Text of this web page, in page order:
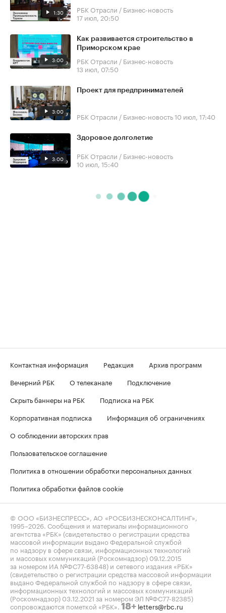
1:30
РБК Отрасли / Бизнес-новость
17 июл, 20:50
3:00
Как развивается строительство в
Приморском крае
РБК Отрасли / Бизнес-новость
13 июл, 07:50
3:00
Проект для предпринимателей
РБК Отрасли / Бизнес-новость10 июл, 17:40
3:00
Здоровое долголетие
РБК Отрасли / Бизнес-новость
10 июл, 15:40
Контактная информация Редакция
Архив программ
Вечерний РБК
О телеканале
Подключение
Скрыть баннеры на РБК
Подписка на РБК
Корпоративная подписка
Информация об ограничениях
О соблюдении авторских прав
Пользовательское соглашение
Политика в отношении обработки персональных данных
Политика обработки файлов cookie
© ООО «БИЗНЕСПРЕСС», АО «РОСБИЗНЕСКОНСАЛТИНГ»,
1995–2026 . Сообщения и материалы информационного
агентства «РБК» (свидетельство о регистрации средства
массовой информации выдано Федеральной службой
по надзору в сфере связи, информационных технологий
и массовых коммуникаций (Роскомнадзор) 09.12.2015
за номером ИА №ФС77-63848) и сетевого издания «РБК»
(свидетельство о регистрации средства массовой информации
выдано Федеральной службой по надзору в сфере связи,
информационных технологий и массовых коммуникаций
(Роскомнадзор) 03.12.2021 за номером ЭЛ №ФС77-82385)
сопровождаются пометкой «РБК». 18+ letters@rbc.ru